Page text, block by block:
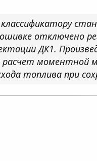
отключено
ДК1.
моментной
топлива при